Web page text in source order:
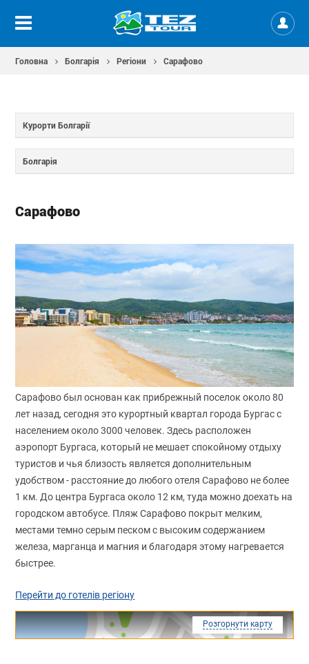
Головна Болгарія Регіони Сарафово
Курорти Болгарії
Болгарія
Сарафово
Сарафово был основан как прибрежный поселок около 80
лет назад, сегодня это курортный квартал города Бургас с
населением около 3000 человек. Здесь расположен
аэропорт Бургаса, который не мешает спокойному отдыху
туристов и чья близость является дополнительным
удобством - расстояние до любого отеля Сарафово не более
1 км. До центра Бургаса около 12 км, туда можно доехать на
городском автобусе. Пляж Сарафово покрыт мелким,
местами темно серым песком с высоким содержанием
железа, марганца и магния и благодаря этому нагревается
быстрее.
Перейти до готелів регіону
Розгорнути карту